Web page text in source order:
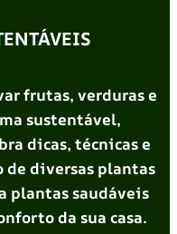
frutas, verduras e
sustentável,
dicas, técnicas e
diversas plantas
plantas saudáveis
da sua casa.